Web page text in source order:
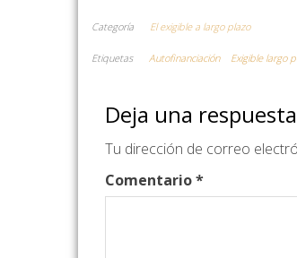
Categoría El exigible a largo plazo
Etiquetas Autofinanciación Exigible largo
Deja una respuesta
Tu dirección de correo
Comentario*